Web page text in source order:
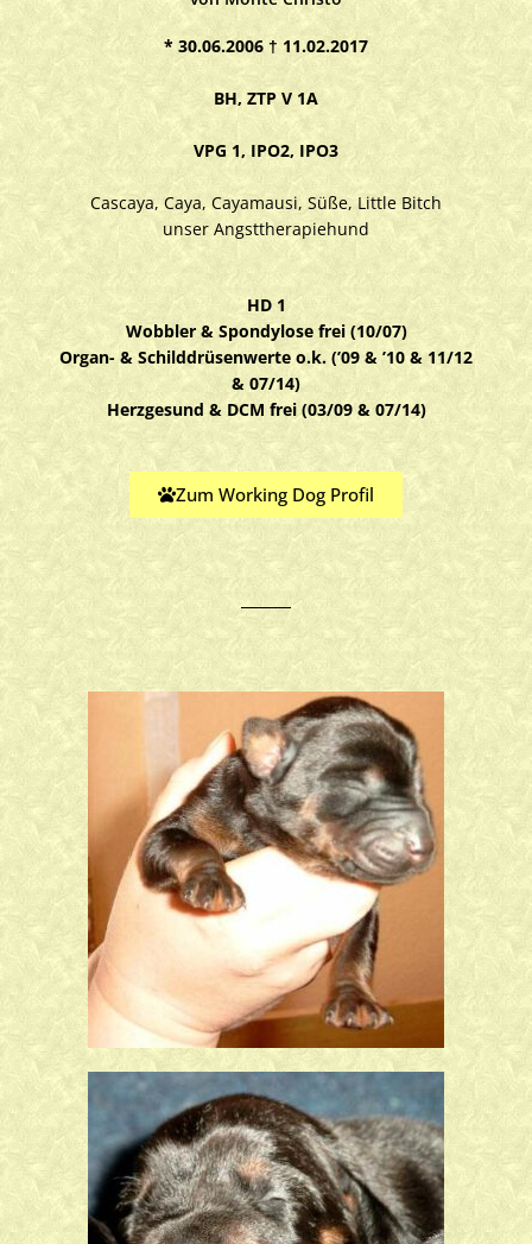
* 30.06.2006 † 11.02.2017
BH, ZTP V 1A
VPG 1, IPO2, IPO3
Cascaya, Caya, Cayamausi, Süße, Little Bitch
unser Angsttherapiehund
HD 1
Wobbler & Spondylose frei (10/07)
Organ- & Schilddrüsenwerte o.k. (’09 & ’10 & 11/12
& 07/14)
Herzgesund & DCM frei (03/09 & 07/14)
Zum Working Dog Profil